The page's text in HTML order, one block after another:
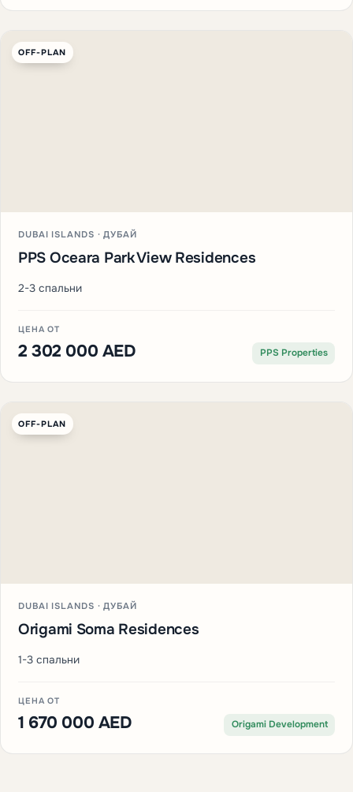
OFF-PLAN
DUBAI ISLANDS · ДУБАЙ
PPS Oceara Park View Residences
2-3 спальни
ЦЕНА ОТ
2 302 000 AED PPS Properties
OFF-PLAN
DUBAI ISLANDS · ДУБАЙ
Origami Soma Residences
1-3 спальни
ЦЕНА ОТ
1 670 000 AED Origami Development